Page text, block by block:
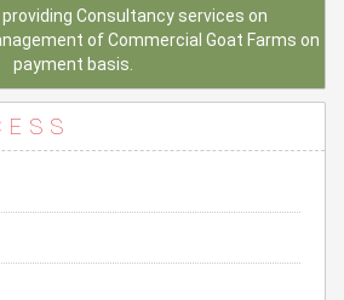
Consultancy services on
of Commercial Goat Farms on
payment basis.